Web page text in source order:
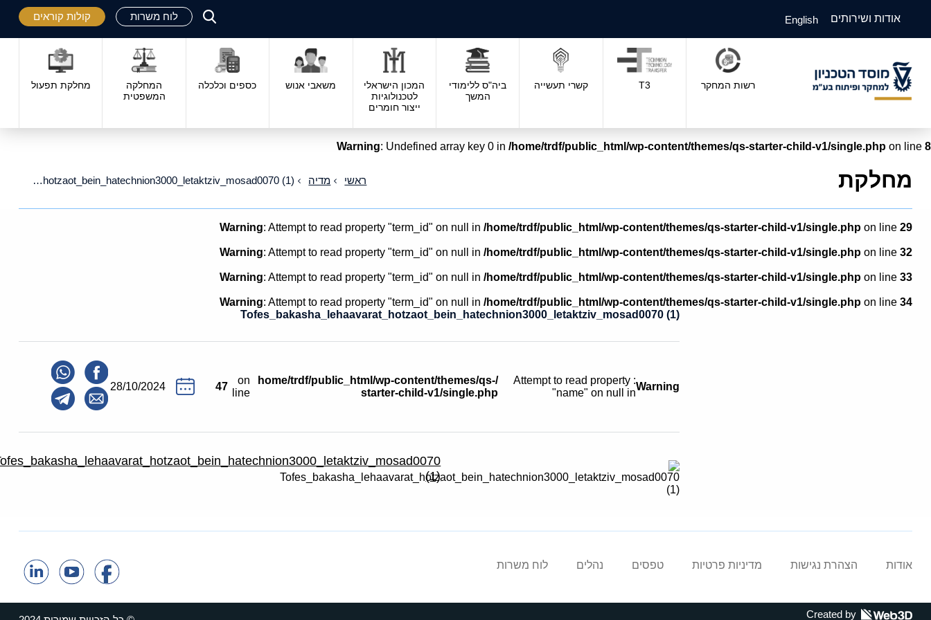
אודות ושירותים English פתח
סגור לוח משרות קולות קוראים
רשות המחקר T3 קשרי תעשייה
ביה"ס ללימודי
המשך
המכון הישראלי
לטכנולוגיות
ייצור חומרים
משאבי אנוש כספים וכלכלה
המחלקה
המשפטית
מחלקת תפעול
Warning: Undefined array key 0 in /home/trdf/public_html/wp-content/themes/qs-starter-child-v1/single.php on line 8
מחלקת ראשי מדיה Tofes_bakasha_lehaavarat_hotzaot_bein_hatechnion3000_letaktziv_mosad0070 (1)
Warning: Attempt to read property "term_id" on null in/home/trdf/public_html/wp-content/themes/qs-starter-child-v1/single.php on line29
Warning: Attempt to read property "term_id" on null in/home/trdf/public_html/wp-content/themes/qs-starter-child-v1/single.php on line32
Warning: Attempt to read property "term_id" on null in/home/trdf/public_html/wp-content/themes/qs-starter-child-v1/single.php on line33
Warning: Attempt to read property "term_id" on null in/home/trdf/public_html/wp-content/themes/qs-starter-child-v1/single.php on line34
Tofes_bakasha_lehaavarat_hotzaot_bein_hatechnion3000_letaktziv_mosad0070 (1)
Warning
: Attempt to read property
"name" on null in
/home/trdf/public_html/wp-content/themes/qs-
starter-child-v1/single.php
on
line
47
28/10/2024
(1)
אודות הצהרת נגישות מדיניות פרטיות טפסים נהלים לוח משרות
Created by